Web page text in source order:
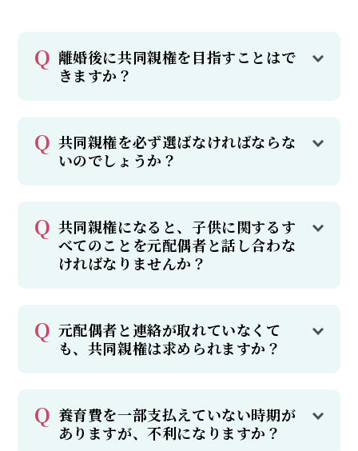
離婚後に共同親権を目指すことはで
きますか？
共同親権を必ず選ばなければならな
いのでしょうか？
共同親権になると、子供に関するす
べてのことを元配偶者と話し合わな
ければなりませんか？
元配偶者と連絡が取れていなくて
も、共同親権は求められますか？
養育費を一部支払えていない時期が
ありますが、不利になりますか？